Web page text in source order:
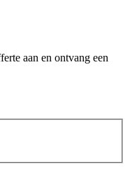
aan en ontvang een